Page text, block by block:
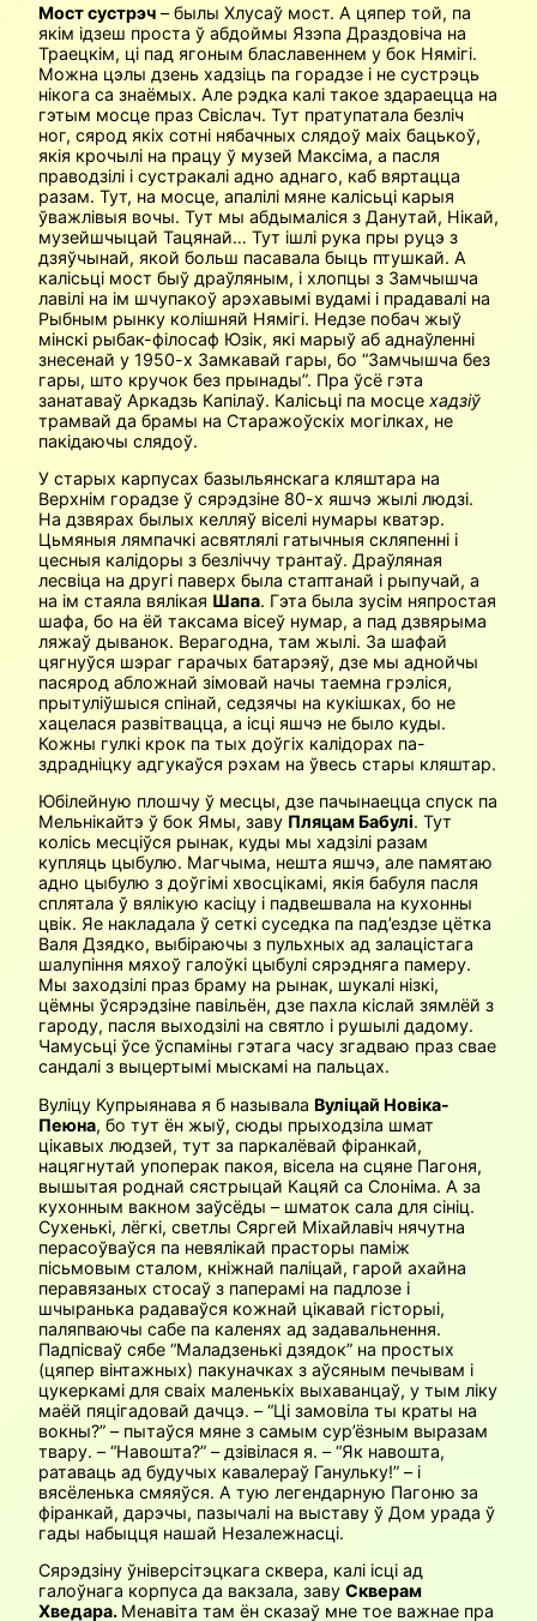
Мост сустрэч – былы Хлусаў мост. А цяпер той, па
якім ідзеш проста ў абдоймы Язэпа Драздовіча на
Траецкім, ці пад ягоным блаславеннем у бок Нямігі.
Можна цэлы дзень хадзіць па горадзе і не сустрэць
нікога са знаёмых. Але рэдка калі такое здараецца на
гэтым мосце праз Свіслач. Тут пратупатала безліч
ног, сярод якіх сотні нябачных слядоў маіх бацькоў,
якія крочылі на працу ў музей Максіма, а пасля
праводзілі і сустракалі адно аднаго, каб вяртацца
разам. Тут, на мосце, апалілі мяне калісьці карыя
ўважлівыя вочы. Тут мы абдымаліся з Данутай, Нікай,
музейшчыцай Тацянай… Тут ішлі рука пры руцэ з
дзяўчынай, якой больш пасавала быць птушкай. А
калісьці мост быў драўляным, і хлопцы з Замчышча
лавілі на ім шчупакоў арэхавымі вудамі і прадавалі на
Рыбным рынку колішняй Нямігі. Недзе побач жыў
мінскі рыбак-філосаф Юзік, які марыў аб аднаўленні
знесенай у 1950-х Замкавай гары, бо “Замчышча без
гары, што кручок без прынады”. Пра ўсё гэта
занатаваў Аркадзь Капілаў. Калісьці па мосце хадзіў
трамвай да брамы на Старажоўскіх могілках, не
пакідаючы слядоў.
У старых карпусах базыльянскага кляштара на
Верхнім горадзе ў сярэдзіне 80-х яшчэ жылі людзі.
На дзвярах былых келляў віселі нумары кватэр.
Цьмяныя лямпачкі асвятлялі гатычныя скляпенні і
цесныя калідоры з безліччу трантаў. Драўляная
лесвіца на другі паверх была стаптанай і рыпучай, а
на ім стаяла вялікая Шапа. Гэта была зусім няпростая
шафа, бо на ёй таксама вісеў нумар, а пад дзвярыма
ляжаў дыванок. Верагодна, там жылі. За шафай
цягнуўся шэраг гарачых батарэяў, дзе мы аднойчы
пасярод абложнай зімовай начы таемна грэліся,
прытуліўшыся спінай, седзячы на кукішках, бо не
хацелася развітвацца, а ісці яшчэ не было куды.
Кожны гулкі крок па тых доўгіх калідорах па-
здрадніцку адгукаўся рэхам на ўвесь стары кляштар.
Юбілейную плошчу ў месцы, дзе пачынаецца спуск па
Мельнікайтэ ў бок Ямы, заву Пляцам Бабулі. Тут
колісь месціўся рынак, куды мы хадзілі разам
купляць цыбулю. Магчыма, нешта яшчэ, але памятаю
адно цыбулю з доўгімі хвосцікамі, якія бабуля пасля
сплятала ў вялікую касіцу і падвешвала на кухонны
цвік. Яе накладала ў сеткі суседка па пад’ездзе цётка
Валя Дзядко, выбіраючы з пульхных ад залацістага
шалупіння мяхоў галоўкі цыбулі сярэдняга памеру.
Мы заходзілі праз браму на рынак, шукалі нізкі,
цёмны ўсярэдзіне павільён, дзе пахла кіслай зямлёй з
гароду, пасля выходзілі на святло і рушылі дадому.
Чамусьці ўсе ўспаміны гэтага часу згадваю праз свае
сандалі з выцертымі мыскамі на пальцах.
Вуліцу Купрыянава я б называла Вуліцай Новіка-
Пеюна, бо тут ён жыў, сюды прыходзіла шмат
цікавых людзей, тут за паркалёвай фіранкай,
нацягнутай упоперак пакоя, вісела на сцяне Пагоня,
вышытая роднай сястрыцай Кацяй са Слоніма. А за
кухонным вакном заўсёды – шматок сала для сініц.
Сухенькі, лёгкі, светлы Сяргей Міхайлавіч нячутна
перасоўваўся па невялікай прасторы паміж
пісьмовым сталом, кніжнай паліцай, гарой ахайна
перавязаных стосаў з паперамі на падлозе і
шчыранька радаваўся кожнай цікавай гісторыі,
паляпваючы сабе па каленях ад задавальнення.
Падпісваў сябе “Маладзенькі дзядок” на простых
(цяпер вінтажных) пакуначках з аўсяным печывам і
цукеркамі для сваіх маленькіх выхаванцаў, у тым ліку
маёй пяцігадовай дачцэ. – “Ці замовіла ты краты на
вокны?” – пытаўся мяне з самым сур’ёзным выразам
твару. – “Навошта?” – дзівілася я. – “Як навошта,
ратаваць ад будучых кавалераў Ганульку!” – і
вясёленька смяяўся. А тую легендарную Пагоню за
фіранкай, дарэчы, пазычалі на выставу ў Дом урада ў
гады набыцця нашай Незалежнасці.
Сярэдзіну ўніверсітэцкага сквера, калі ісці ад
галоўнага корпуса да вакзала, заву Скверам
Хведара. Менавіта там ён сказаў мне тое важнае пра